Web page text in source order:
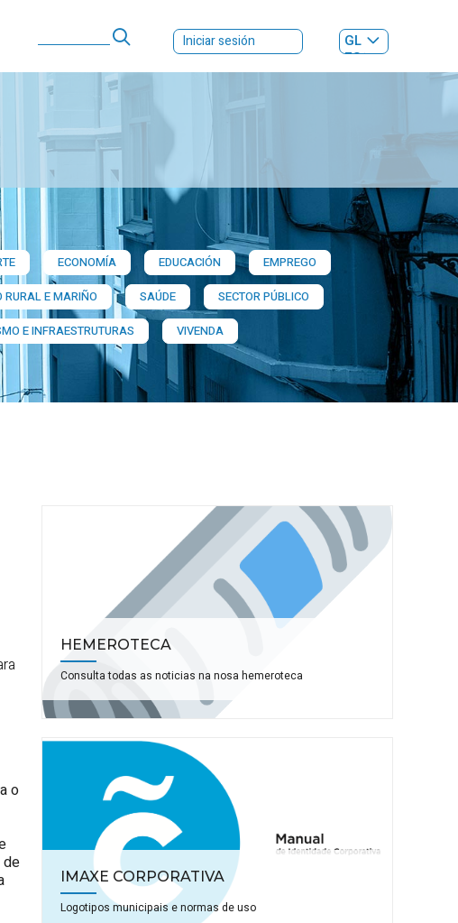
Iniciar sesión
GL
ES|
ECONOMÍA EDUCACIÓN
EMPREGO
RURAL E MARIÑO SAÚDE
SECTOR PÚBLICO
E INFRAESTRUTURAS VIVENDA
o
de
HEMEROTECA
Consulta todas as noticias na nosa hemeroteca
IMAXE CORPORATIVA
Logotipos municipais e normas de uso